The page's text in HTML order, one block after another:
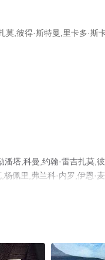
,彼得·斯特曼,里卡多·斯
塔,科曼,约翰·雷吉扎莫,
佩里,弗兰科·内罗,伊恩·
·康纳利,大卫·帕特里克·凯